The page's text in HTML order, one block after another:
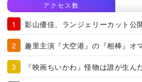
アクセス数
影山優佳、ランジェリーカット公
趣里主演『大空港』の『相棒』オ
『映画ちいかわ』怪物は誰が生